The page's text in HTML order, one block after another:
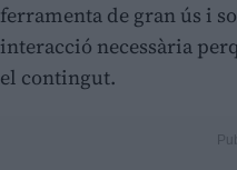
ferramenta de gran ús i
interacció necessària
el contingut.